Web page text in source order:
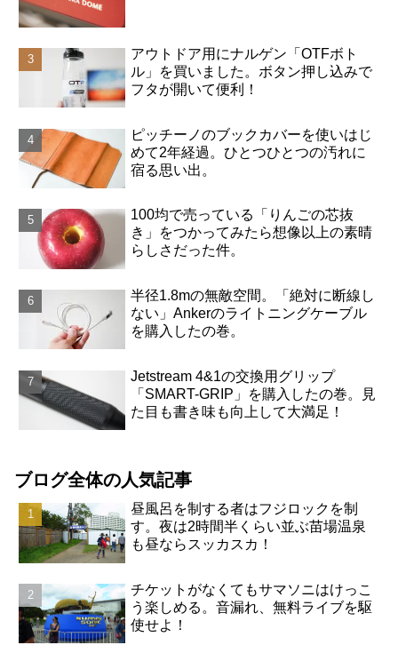
アウトドア用にナルゲン「OTFボト
ル」を買いました。ボタン押し込みで
フタが開いて便利！
ピッチーノのブックカバーを使いはじ
めて2年経過。ひとつひとつの汚れに
宿る思い出。
100均で売っている「りんごの芯抜
き」をつかってみたら想像以上の素晴
らしさだった件。
半径1.8mの無敵空間。「絶対に断線し
ない」Ankerのライトニングケーブル
を購入したの巻。
Jetstream 4&1の交換用グリップ
「SMART-GRIP」を購入したの巻。見
た目も書き味も向上して大満足！
ブログ全体の人気記事
昼風呂を制する者はフジロックを制
す。夜は2時間半くらい並ぶ苗場温泉
も昼ならスッカスカ！
チケットがなくてもサマソニはけっこ
う楽しめる。音漏れ、無料ライブを駆
使せよ！